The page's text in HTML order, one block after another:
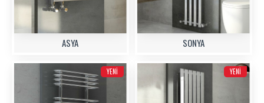
ASYA SONYA
YENI YENI